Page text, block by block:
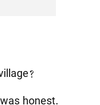
honest.